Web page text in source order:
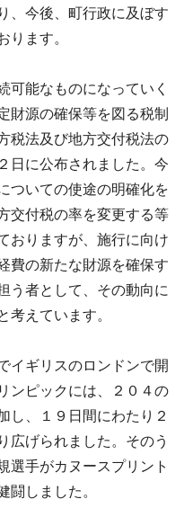
、今後、町行政に及ぼす
ります。
能なものになっていく
財源の確保等を図る税制
税法及び地方交付税法の
日に公布されました。今
ついての使途の明確化を
交付税の率を変更する等
おりますが、施行に向け
費の新たな財源を確保す
う者として、その動向に
考えています。
イギリスのロンドンで開
ンピックには、２０４の
し、１９日間にわたり２
広げられました。そのう
選手がカヌースプリント
闘しました。